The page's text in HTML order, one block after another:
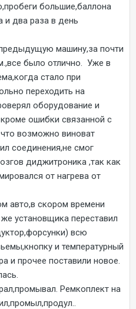
большие,баллона
и два раза в день
машину,за почти
было отлично. Уже в
стало при
переходить на
оборудование и
ошибки связанной с
возможно виноват
соединения,не смог
диджитроника ,так как
от нагрева от
авто,в скором времени
установщика переставил
всю
и температурный
и прочее поставили новое.
Ремкоплект на